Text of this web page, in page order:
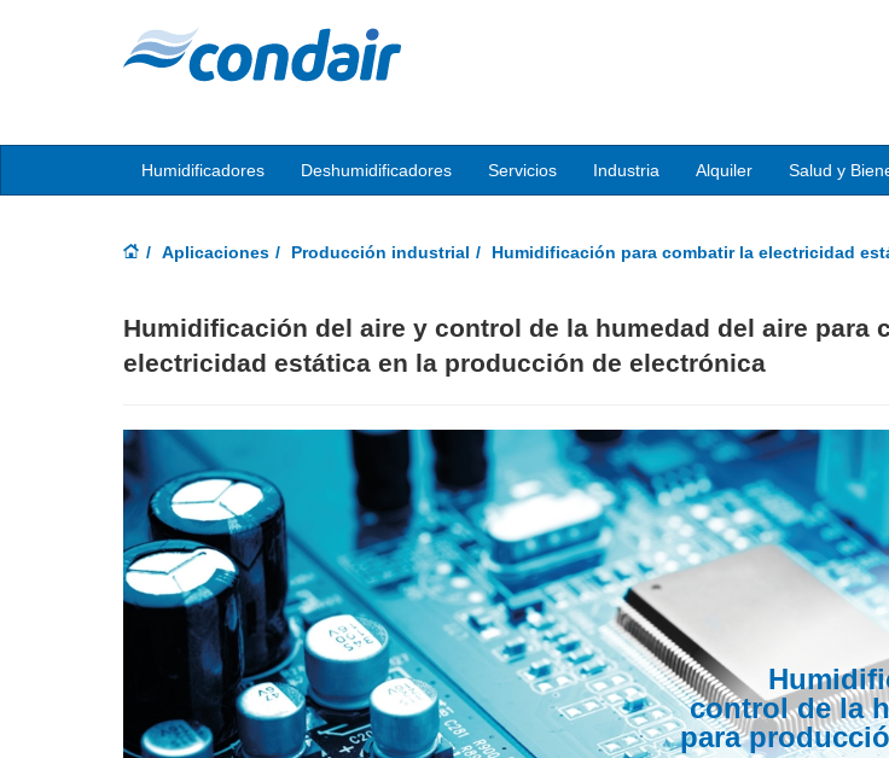
Humidificadores Deshumidificadores Servicios Industria Alquiler Salud y
Aplicaciones Producción industrial Humidificación para combatir la electricidad
Humidificación del aire y control de la humedad del aire para
electricidad estática en la producción de electrónica
control de la
para